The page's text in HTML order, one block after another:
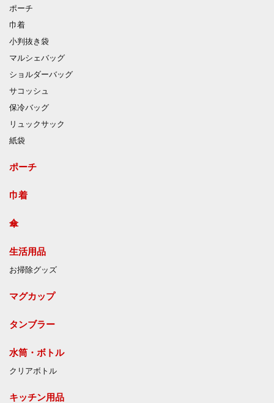
ポーチ
巾着
小判抜き袋
マルシェバッグ
ショルダーバッグ
サコッシュ
保冷バッグ
リュックサック
紙袋
ポーチ
巾着
傘
生活用品
お掃除グッズ
マグカップ
タンブラー
水筒・ボトル
クリアボトル
キッチン用品